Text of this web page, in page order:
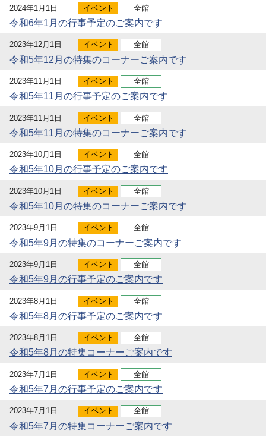
2024年1月1日 イベント 全館
令和6年1月の行事予定のご案内です
2023年12月1日 イベント 全館
令和5年12月の特集のコーナーご案内です
2023年11月1日 イベント 全館
令和5年11月の行事予定のご案内です
2023年11月1日 イベント 全館
令和5年11月の特集のコーナーご案内です
2023年10月1日 イベント 全館
令和5年10月の行事予定のご案内です
2023年10月1日 イベント 全館
令和5年10月の特集のコーナーご案内です
2023年9月1日 イベント 全館
令和5年9月の特集のコーナーご案内です
2023年9月1日 イベント 全館
令和5年9月の行事予定のご案内です
2023年8月1日 イベント 全館
令和5年8月の行事予定のご案内です
2023年8月1日 イベント 全館
令和5年8月の特集コーナーご案内です
2023年7月1日 イベント 全館
令和5年7月の行事予定のご案内です
2023年7月1日 イベント 全館
令和5年7月の特集コーナーご案内です